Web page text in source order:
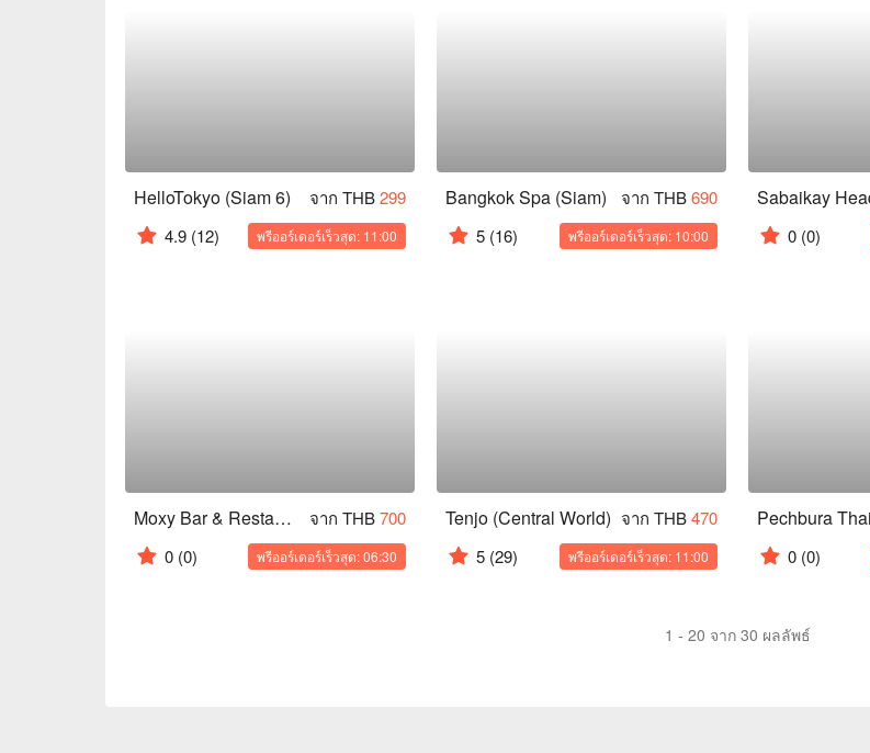
HelloTokyo (Siam 6) จาก THB299
4.9 (12) พรีออร์เดอร์เร็วสุด: 11:00
Bangkok Spa (Siam) จาก THB690
5 (16) พรีออร์เดอร์เร็วสุด: 10:00
0 (0)
Moxy Bar & Restaurant (Ratchaprasong) จาก THB700
0 (0) พรีออร์เดอร์เร็วสุด: 06:30
Tenjo (Central World) จาก THB470
5 (29) พรีออร์เดอร์เร็วสุด: 11:00
0 (0)
1 - 20 จาก 30 ผลลัพธ์